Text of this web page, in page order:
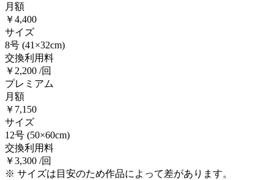
月額
￥4,400
サイズ
8号 (41×32cm)
交換利用料
￥2,200 /回
プレミアム
月額
￥7,150
サイズ
12号 (50×60cm)
交換利用料
￥3,300 /回
※ サイズは目安のため作品によって差があります。